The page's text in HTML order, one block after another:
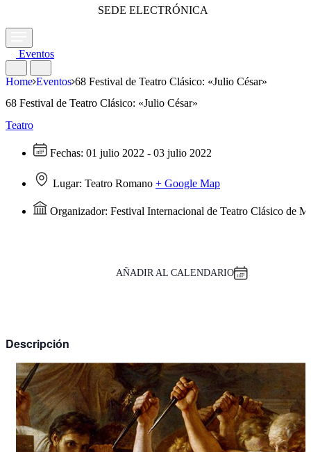
SEDE ELECTRÓNICA
Eventos
Home Eventos 68 Festival de Teatro Clásico: «Julio César»
68 Festival de Teatro Clásico: «Julio César»
Teatro
Fechas: 01 julio 2022 - 03 julio 2022
Lugar: Teatro Romano + Google Map
Organizador: Festival Internacional de Teatro Clásico de
AÑADIR AL CALENDARIO
Descripción